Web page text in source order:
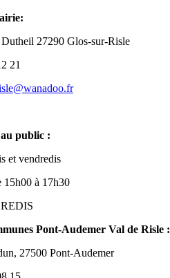
27290 Glos-sur-Risle
21
public :
et vendredis
15h00 à 17h30
Pont-Audemer Val de Risle :
27500 Pont-Audemer